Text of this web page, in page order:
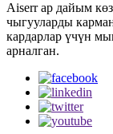
Aiserr ар дайым
чыгууларды
кардарлар үчүн
арналган.